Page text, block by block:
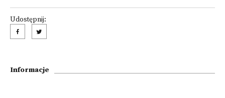
Udostępnij:
Informacje